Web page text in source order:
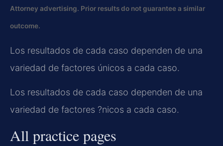
Attorney advertising. Prior results do not guarantee a similar
outcome.
Los resultados de cada caso dependen de una
variedad de factores únicos a cada caso.
Los resultados de cada caso dependen de una
variedad de factores ?nicos a cada caso.
All practice pages